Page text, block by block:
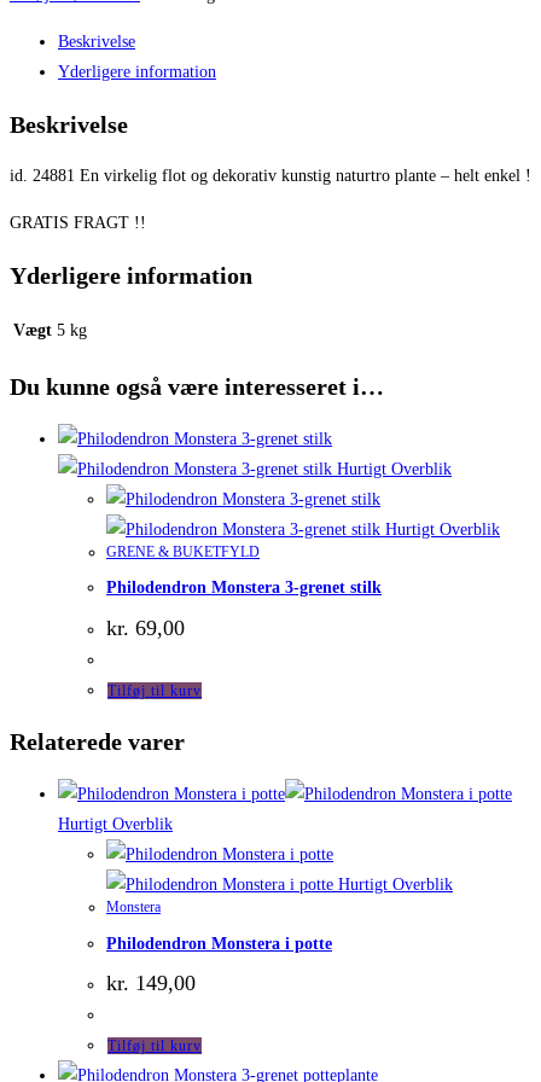
Beskrivelse
Yderligere information
Beskrivelse
id. 24881 En virkelig flot og dekorativ kunstig naturtro plante – helt enkel !
GRATIS FRAGT !!
Yderligere information
Vægt 5 kg
Du kunne også være interesseret i…
Hurtigt Overblik
Hurtigt Overblik
GRENE & BUKETFYLD
Philodendron Monstera 3-grenet stilk
kr. 69,00
Tilføj til kurv
Relaterede varer
Hurtigt Overblik
Hurtigt Overblik
Monstera
Philodendron Monstera i potte
kr. 149,00
Tilføj til kurv